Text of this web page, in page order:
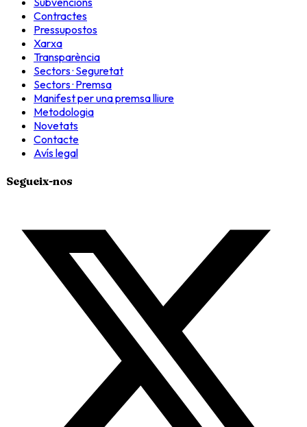
Contractes
Pressupostos
Xarxa
Transparència
Sectors · Seguretat
Sectors · Premsa
Manifest per una premsa lliure
Metodologia
Novetats
Contacte
Avís legal
Segueix-nos